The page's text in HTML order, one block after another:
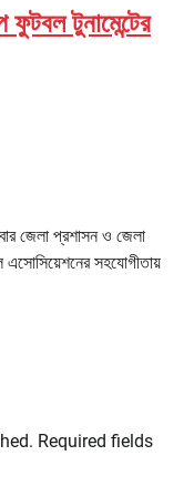
টুনামেন্টের
জেলা প্রশাসন ও জেলা
সহযোগীতায়
Required fields